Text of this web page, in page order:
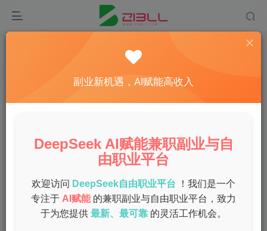
DeepSeek下载后怎么用？快速上手指南！
关注 私信
副业新机遇，AI赋能高收入
DeepSeek AI赋能兼职副业与自
由职业平台
欢迎访问 DeepSeek自由职业平台
！我们是一个
专注于 AI赋能 的兼职副业与自由职业平台，致力
于为您提供 最新、最可靠 的灵活工作机会。